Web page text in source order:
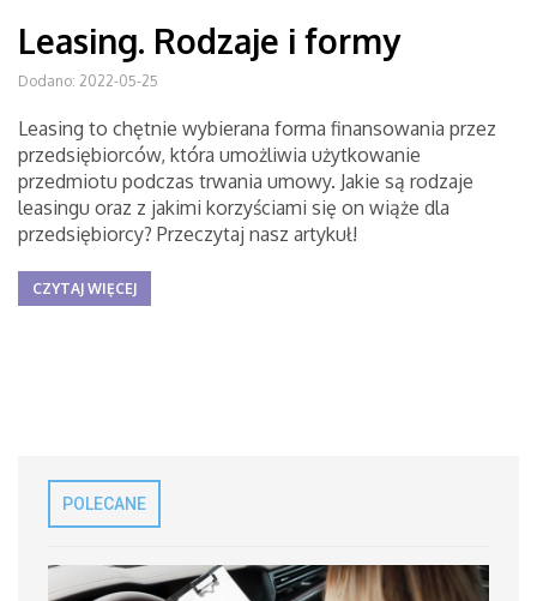
Leasing. Rodzaje i formy
Dodano: 2022-05-25
Leasing to chętnie wybierana forma finansowania przez
przedsiębiorców, która umożliwia użytkowanie
przedmiotu podczas trwania umowy. Jakie są rodzaje
leasingu oraz z jakimi korzyściami się on wiąże dla
przedsiębiorcy? Przeczytaj nasz artykuł!
CZYTAJ WIĘCEJ
POLECANE